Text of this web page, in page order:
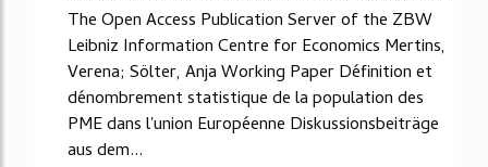
The Open Access Publication Server of the ZBW
Leibniz Information Centre for Economics Mertins,
Verena; Sölter, Anja Working Paper Définition et
dénombrement statistique de la population des
PME dans l'union Européenne Diskussionsbeiträge
aus dem...